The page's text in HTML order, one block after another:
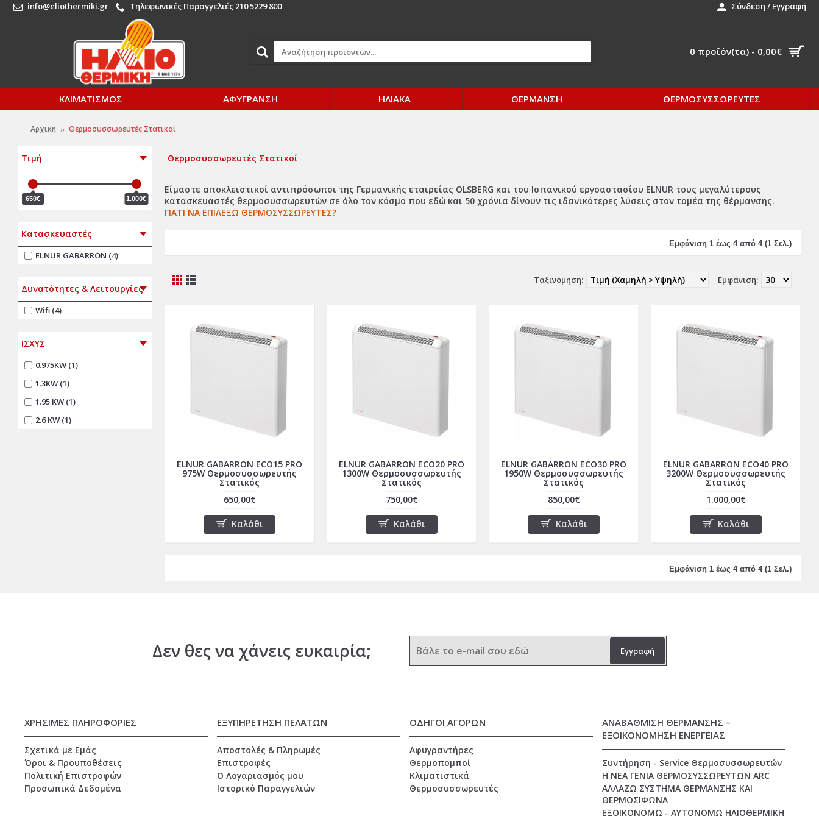
info@eliothermiki.gr Τηλεφωνικές Παραγγελιές 210 5229 800 Σύνδεση / Εγγραφή
0 προϊόν(τα) - 0,00€
ΚΛΙΜΑΤΙΣΜΟΣ ΑΦΥΓΡΑΝΣΗ ΗΛΙΑΚΑ ΘΕΡΜΑΝΣΗ ΘΕΡΜΟΣΥΣΣΩΡΕΥΤΕΣ
Αρχική Θερμοσυσσωρευτές Στατικοί
Τιμή
650€ 1.000€
Κατασκευαστές
ELNUR GABARRON (4)
Δυνατότητες & Λειτουργίες
Wifi (4)
ΙΣΧΥΣ
0.975KW (1)
1.3KW (1)
1.95 KW (1)
2.6 KW (1)
Θερμοσυσσωρευτές Στατικοί
Είμαστε αποκλειστικοί αντιπρόσωποι της Γερμανικής εταιρείας OLSBERG και του Ισπανικού εργοαστασίου ELNUR τους μεγαλύτερους
κατασκευαστές θερμοσυσσωρευτών σε όλο τον κόσμο που εδώ και 50 χρόνια δίνουν τις ιδανικότερες λύσεις στον τομέα της θέρμανσης.
ΓΙΑΤΙ ΝΑ ΕΠΙΛΕΞΩ ΘΕΡΜΟΣΥΣΣΩΡΕΥΤΕΣ?
Εμφάνιση 1 έως 4 από 4 (1 Σελ.)
Εμφάνιση:
Ταξινόμηση:
ELNUR GABARRON ECO15 PRO
975W Θερμοσυσσωρευτής
Στατικός
650,00€
Καλάθι
ELNUR GABARRON ECO20 PRO
1300W Θερμοσυσσωρευτής
Στατικός
750,00€
Καλάθι
ELNUR GABARRON ECO30 PRO
1950W Θερμοσυσσωρευτής
Στατικός
850,00€
Καλάθι
ELNUR GABARRON ECO40 PRO
3200W Θερμοσυσσωρευτής
Στατικός
1.000,00€
Καλάθι
Εμφάνιση 1 έως 4 από 4 (1 Σελ.)
Δεν θες να χάνεις ευκαιρία; Εγγραφή
ΧΡΗΣΙΜΕΣ ΠΛΗΡΟΦΟΡΙΕΣ
Σχετικά με Εμάς
Όροι & Προυποθέσεις
Πολιτική Επιστροφών
Προσωπικά Δεδομένα
ΕΞΥΠΗΡΕΤΗΣΗ ΠΕΛΑΤΩΝ
Αποστολές & Πληρωμές
Επιστροφές
O Λογαριασμός μου
Ιστορικό Παραγγελιών
ΟΔΗΓΟΙ ΑΓΟΡΩΝ
Αφυγραντήρες
Θερμοπομποί
Κλιματιστικά
Θερμοσυσσωρευτές
ΑΝΑΒΑΘΜΙΣΗ ΘΕΡΜΑΝΣΗΣ –
ΕΞΟΙΚΟΝΟΜΗΣΗ ΕΝΕΡΓΕΙΑΣ
Συντήρηση - Service Θερμοσυσσωρευτών
Η ΝΕΑ ΓΕΝΙΑ ΘΕΡΜΟΣΥΣΣΩΡΕΥΤΩΝ ARC
ΑΛΛΑΖΩ ΣΥΣΤΗΜΑ ΘΕΡΜΑΝΣΗΣ ΚΑΙ
ΘΕΡΜΟΣΙΦΩΝΑ
ΕΞΟΙΚΟΝΟΜΩ - ΑΥΤΟΝΟΜΩ ΗΛΙΟΘΕΡΜΙΚΗ